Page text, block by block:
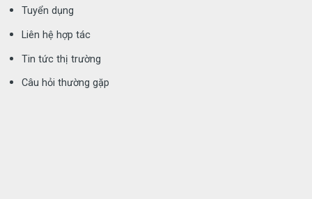
Tuyển dụng
Liên hệ hợp tác
Tin tức thị trường
Câu hỏi thường gặp